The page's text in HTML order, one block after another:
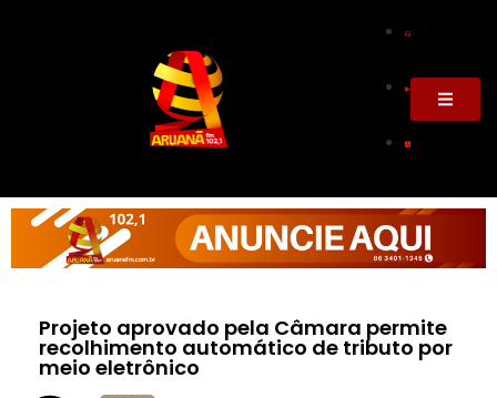
Projeto aprovado pela Câmara permite
recolhimento automático de tributo por
meio eletrônico